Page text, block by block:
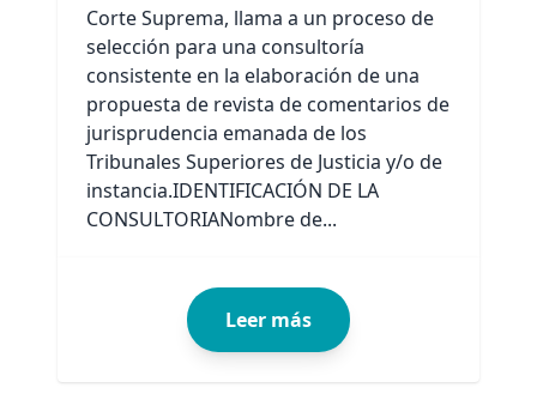
Corte Suprema, llama a un proceso de
selección para una consultoría
consistente en la elaboración de una
propuesta de revista de comentarios de
jurisprudencia emanada de los
Tribunales Superiores de Justicia y/o de
instancia.IDENTIFICACIÓN DE LA
CONSULTORIANombre de...
Leer más